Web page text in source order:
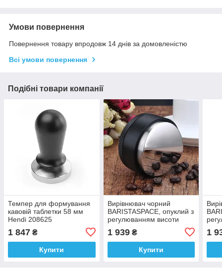
Умови повернення
Повернення товару впродовж 14 днів за домовленістю
Всі умови повернення
Подібні товари компанії
Темпер для формування
кавовій таблетки 58 мм
Hendi 208625
1 847 ₴
Купити
Вирівнювач чорний
BARISTASPACE, опуклий з
регулюванням висоти
1 939₴
Купити
1